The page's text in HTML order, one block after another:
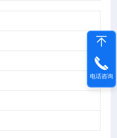
电话咨询